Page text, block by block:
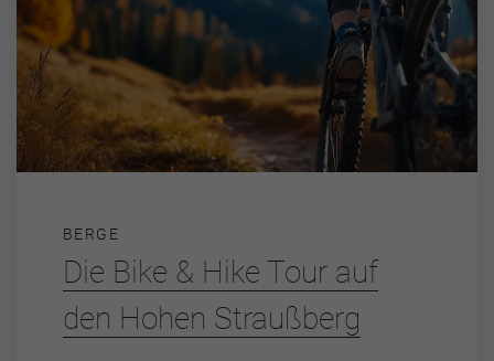
BERGE
Die Bike & Hike Tour auf
den Hohen Straußberg